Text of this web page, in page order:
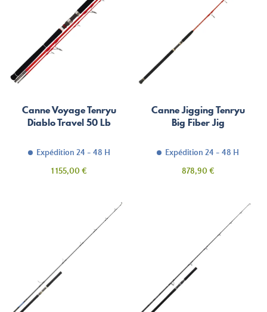
Canne Voyage Tenryu
Diablo Travel 50 Lb
Expédition 24 - 48 H
Prix
1 155,00 €
Canne Jigging Tenryu
Big Fiber Jig
Expédition 24 - 48 H
Prix
878,90 €